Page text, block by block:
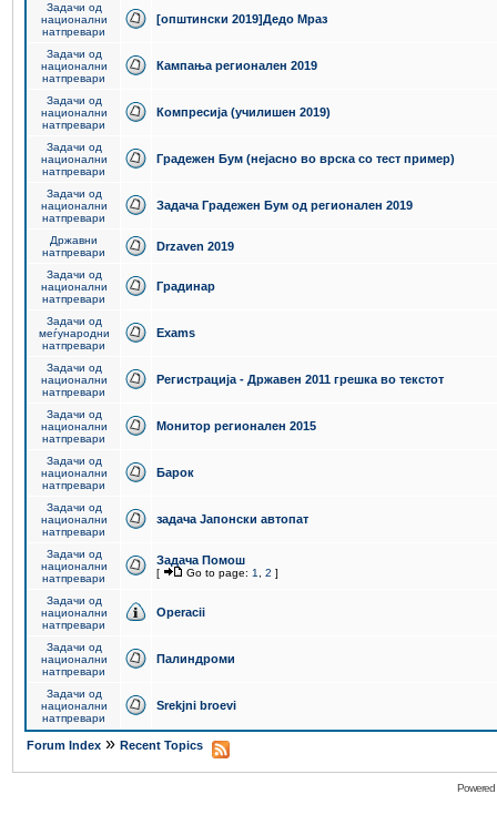
Задачи од
национални
натпревари
[општински 2019]Дедо Мраз
Задачи од
национални
натпревари
Кампања регионален 2019
Задачи од
национални
натпревари
Компресија (училишен 2019)
Задачи од
национални
натпревари
Градежен Бум (нејасно во врска со тест пример)
Задачи од
национални
натпревари
Задача Градежен Бум од регионален 2019
Државни
натпревари
Drzaven 2019
Задачи од
национални
натпревари
Градинар
Задачи од
меѓународни
натпревари
Exams
Задачи од
национални
натпревари
Регистрација - Државен 2011 грешка во текстот
Задачи од
национални
натпревари
Монитор регионален 2015
Задачи од
национални
натпревари
Барок
Задачи од
национални
натпревари
задача Јапонски автопат
Задачи од
национални
натпревари
Задача Помош
[ Go to page: 1 2 ]
Задачи од
национални
натпревари
Operacii
Задачи од
национални
натпревари
Палиндроми
Задачи од
национални
натпревари
Srekjni broevi
Forum Index » Recent Topics